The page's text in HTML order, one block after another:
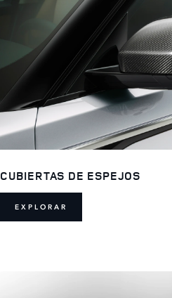
CUBIERTAS DE ESPEJOS
EXPLORAR